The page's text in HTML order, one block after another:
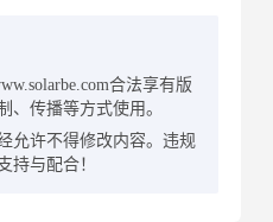
合法享有版
、传播等方式使用。
允许不得修改内容。违规
持与配合！